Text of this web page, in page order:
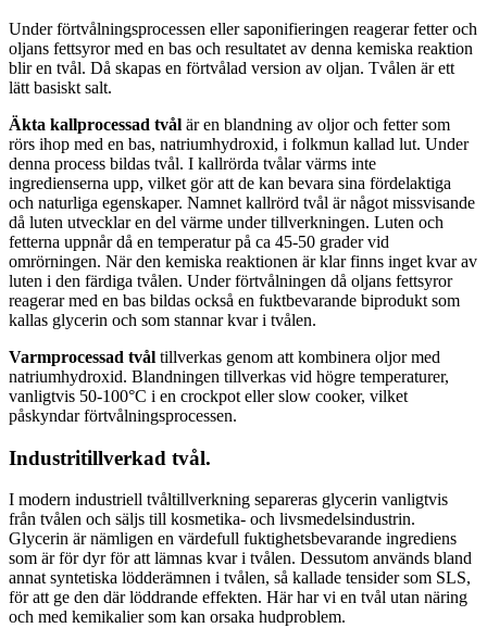
Under förtvålningsprocessen eller saponifieringen reagerar fetter och
oljans fettsyror med en bas och resultatet av denna kemiska reaktion
blir en tvål. Då skapas en förtvålad version av oljan. Tvålen är ett
lätt basiskt salt.
Äkta kallprocessad tvål är en blandning av oljor och fetter som
rörs ihop med en bas, natriumhydroxid, i folkmun kallad lut. Under
denna process bildas tvål. I kallrörda tvålar värms inte
ingredienserna upp, vilket gör att de kan bevara sina fördelaktiga
och naturliga egenskaper. Namnet kallrörd tvål är något missvisande
då luten utvecklar en del värme under tillverkningen. Luten och
fetterna uppnår då en temperatur på ca 45-50 grader vid
omrörningen. När den kemiska reaktionen är klar finns inget kvar av
luten i den färdiga tvålen. Under förtvålningen då oljans fettsyror
reagerar med en bas bildas också en fuktbevarande biprodukt som
kallas glycerin och som stannar kvar i tvålen.
Varmprocessad tvål tillverkas genom att kombinera oljor med
natriumhydroxid. Blandningen tillverkas vid högre temperaturer,
vanligtvis 50-100°C i en crockpot eller slow cooker, vilket
påskyndar förtvålningsprocessen.
Industritillverkad tvål.
I modern industriell tvåltillverkning separeras glycerin vanligtvis
från tvålen och säljs till kosmetika- och livsmedelsindustrin.
Glycerin är nämligen en värdefull fuktighetsbevarande ingrediens
som är för dyr för att lämnas kvar i tvålen. Dessutom används bland
annat syntetiska lödderämnen i tvålen, så kallade tensider som SLS,
för att ge den där löddrande effekten. Här har vi en tvål utan näring
och med kemikalier som kan orsaka hudproblem.